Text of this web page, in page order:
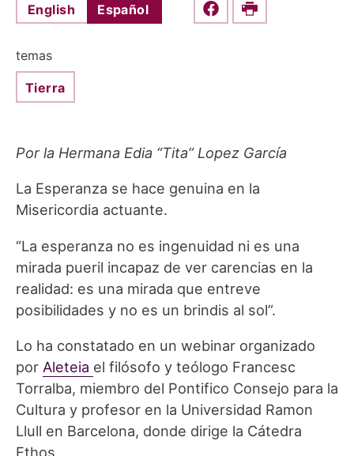
English Español Share this on Facebook
Print
temas
Tierra
Por la Hermana Edia “Tita” Lopez García
La Esperanza se hace genuina en la
Misericordia actuante.
“La esperanza no es ingenuidad ni es una
mirada pueril incapaz de ver carencias en la
realidad: es una mirada que entreve
posibilidades y no es un brindis al sol”.
Lo ha constatado en un webinar organizado
por Aleteia el filósofo y teólogo Francesc
Torralba, miembro del Pontifico Consejo para la
Cultura y profesor en la Universidad Ramon
Llull en Barcelona, donde dirige la Cátedra
Ethos.